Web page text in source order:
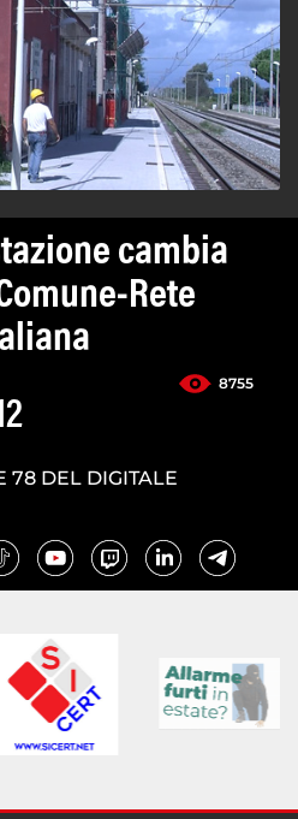
cambia
Rete
8755
78 DEL DIGITALE